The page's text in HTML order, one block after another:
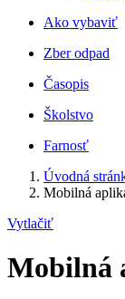
Ako vybaviť
Zber odpad
Časopis
Školstvo
Farnosť
Úvodná
Mobilná
Vytlačiť
Mobilná